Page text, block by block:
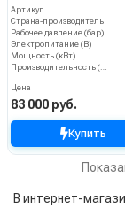
Артикул
Страна-производитель
Рабочее давление (бар)
Электропитание (В)
Мощность (кВт)
Цена
83 000 руб.
Купить
В интернет-